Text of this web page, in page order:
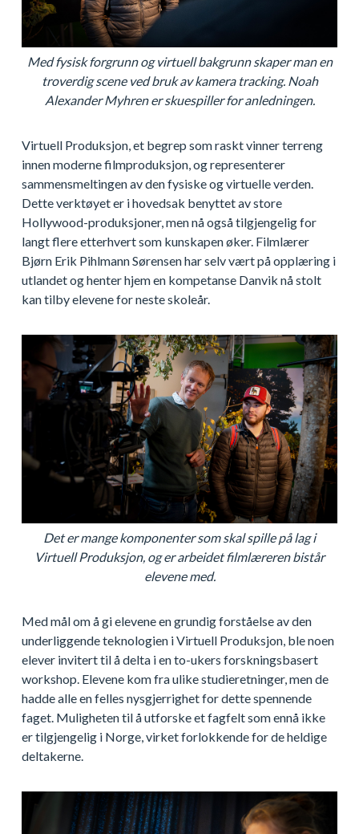
Med fysisk forgrunn og virtuell bakgrunn skaper man en
troverdig scene ved bruk av kamera tracking. Noah
Alexander Myhren er skuespiller for anledningen.
Virtuell Produksjon, et begrep som raskt vinner terreng
innen moderne filmproduksjon, og representerer
sammensmeltingen av den fysiske og virtuelle verden.
Dette verktøyet er i hovedsak benyttet av store
Hollywood-produksjoner, men nå også tilgjengelig for
langt flere etterhvert som kunskapen øker. Filmlærer
Bjørn Erik Pihlmann Sørensen har selv vært på opplæring i
utlandet og henter hjem en kompetanse Danvik nå stolt
kan tilby elevene for neste skoleår.
Det er mange komponenter som skal spille på lag i
Virtuell Produksjon, og er arbeidet filmlæreren bistår
elevene med.
Med mål om å gi elevene en grundig forståelse av den
underliggende teknologien i Virtuell Produksjon, ble noen
elever invitert til å delta i en to-ukers forskningsbasert
workshop. Elevene kom fra ulike studieretninger, men de
hadde alle en felles nysgjerrighet for dette spennende
faget. Muligheten til å utforske et fagfelt som ennå ikke
er tilgjengelig i Norge, virket forlokkende for de heldige
deltakerne.